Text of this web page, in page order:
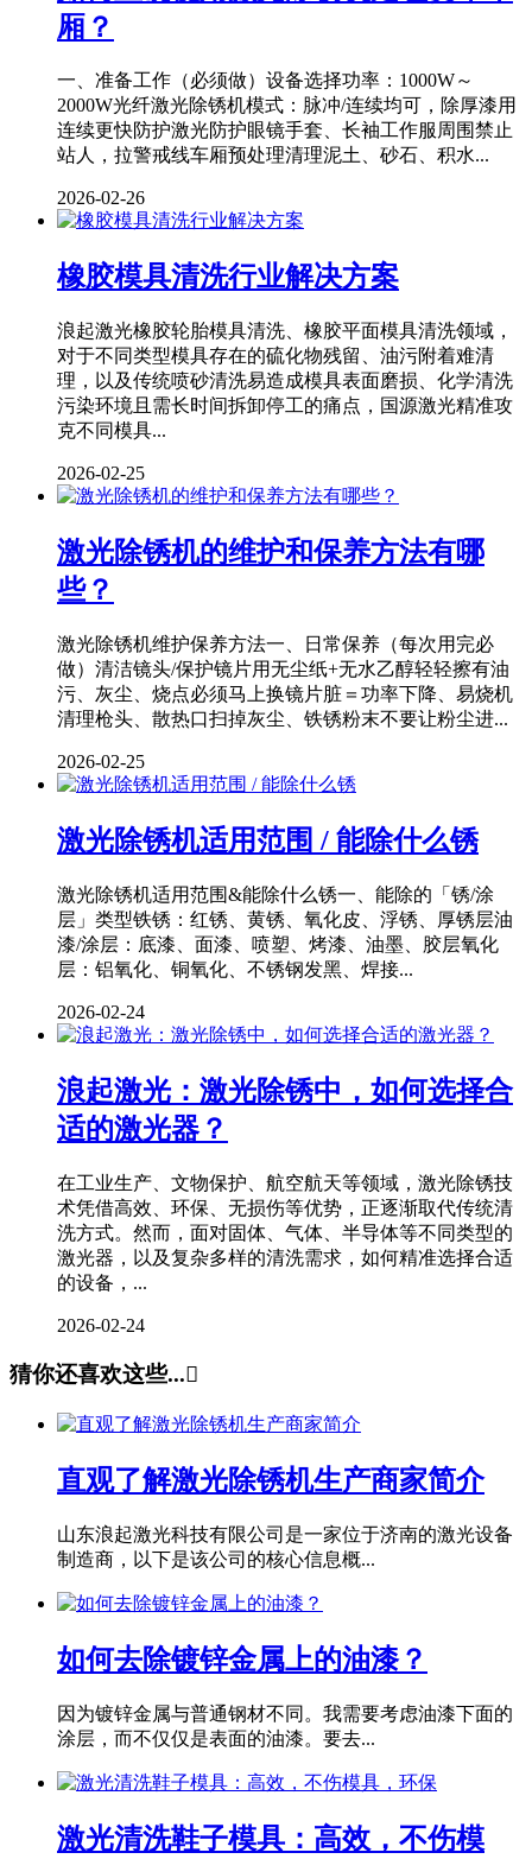
厢？
一、准备工作（必须做）设备选择功率：1000W～
2000W光纤激光除锈机模式：脉冲/连续均可，除厚漆用
连续更快防护激光防护眼镜手套、长袖工作服周围禁止
站人，拉警戒线车厢预处理清理泥土、砂石、积水...
2026-02-26
橡胶模具清洗行业解决方案
浪起激光橡胶轮胎模具清洗、橡胶平面模具清洗领域，
对于不同类型模具存在的硫化物残留、油污附着难清
理，以及传统喷砂清洗易造成模具表面磨损、化学清洗
污染环境且需长时间拆卸停工的痛点，国源激光精准攻
克不同模具...
2026-02-25
激光除锈机的维护和保养方法有哪
些？
激光除锈机维护保养方法一、日常保养（每次用完必
做）清洁镜头/保护镜片用无尘纸+无水乙醇轻轻擦有油
污、灰尘、烧点必须马上换镜片脏＝功率下降、易烧机
清理枪头、散热口扫掉灰尘、铁锈粉末不要让粉尘进...
2026-02-25
激光除锈机适用范围 / 能除什么锈
激光除锈机适用范围&能除什么锈一、能除的「锈/涂
层」类型铁锈：红锈、黄锈、氧化皮、浮锈、厚锈层油
漆/涂层：底漆、面漆、喷塑、烤漆、油墨、胶层氧化
层：铝氧化、铜氧化、不锈钢发黑、焊接...
2026-02-24
浪起激光：激光除锈中，如何选择合
适的激光器？
在工业生产、文物保护、航空航天等领域，激光除锈技
术凭借高效、环保、无损伤等优势，正逐渐取代传统清
洗方式。然而，面对固体、气体、半导体等不同类型的
激光器，以及复杂多样的清洗需求，如何精准选择合适
的设备，...
2026-02-24
猜你还喜欢这些...
直观了解激光除锈机生产商家简介
山东浪起激光科技有限公司是一家位于济南的激光设备
制造商，以下是该公司的核心信息概...
如何去除镀锌金属上的油漆？
因为镀锌金属与普通钢材不同。我需要考虑油漆下面的
涂层，而不仅仅是表面的油漆。要去...
激光清洗鞋子模具：高效，不伤模